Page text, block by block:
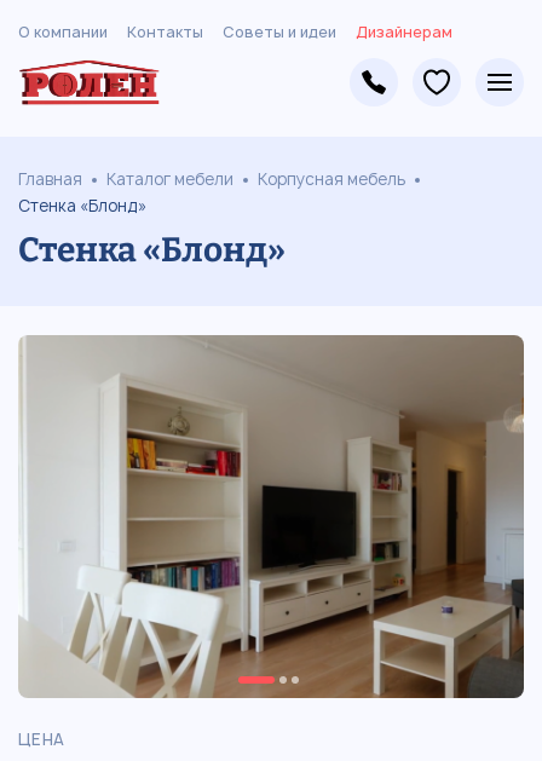
О компании Контакты Советы и идеи Дизайнерам
Главная Каталог мебели
Корпусная мебель
Стенка «Блонд»
Стенка «Блонд»
ЦЕНА